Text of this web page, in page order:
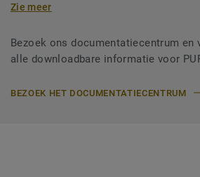
Zie meer
Bezoek ons documentatiecentrum en
alle downloadbare informatie voor
BEZOEK HET DOCUMENTATIECENTRUM